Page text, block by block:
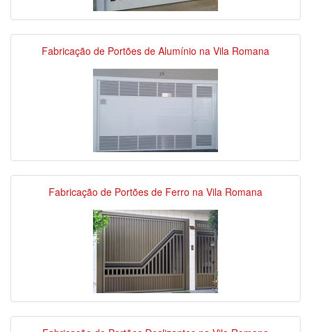
Fabricação de Portões de Alumínio na Vila Romana
Fabricação de Portões de Ferro na Vila Romana